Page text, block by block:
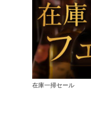
在庫一掃セール